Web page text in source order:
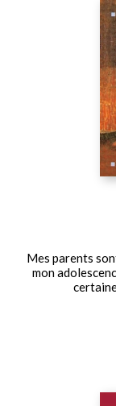
Mes parents
mon